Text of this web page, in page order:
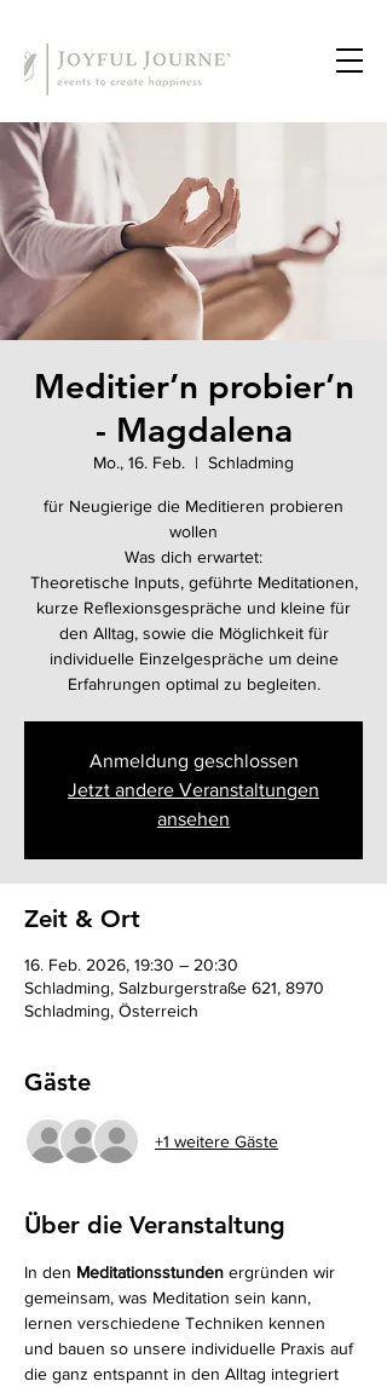
Meditier’n probier’n
- Magdalena
Mo., 16. Feb.
  |
Schladming
für Neugierige die Meditieren probieren
wollen
Was dich erwartet:
Theoretische Inputs, geführte Meditationen,
kurze Reflexionsgespräche und kleine für
den Alltag, sowie die Möglichkeit für
individuelle Einzelgespräche um deine
Erfahrungen optimal zu begleiten.
Anmeldung geschlossen
Jetzt andere Veranstaltungen
ansehen
Zeit & Ort
16. Feb. 2026, 19:30 – 20:30
Schladming, Salzburgerstraße 621, 8970
Schladming, Österreich
Gäste
+1 weitere Gäste
Über die Veranstaltung
In den Meditationsstunden ergründen wir
gemeinsam, was Meditation sein kann,
lernen verschiedene Techniken kennen
und bauen so unsere individuelle Praxis auf
die ganz entspannt in den Alltag integriert